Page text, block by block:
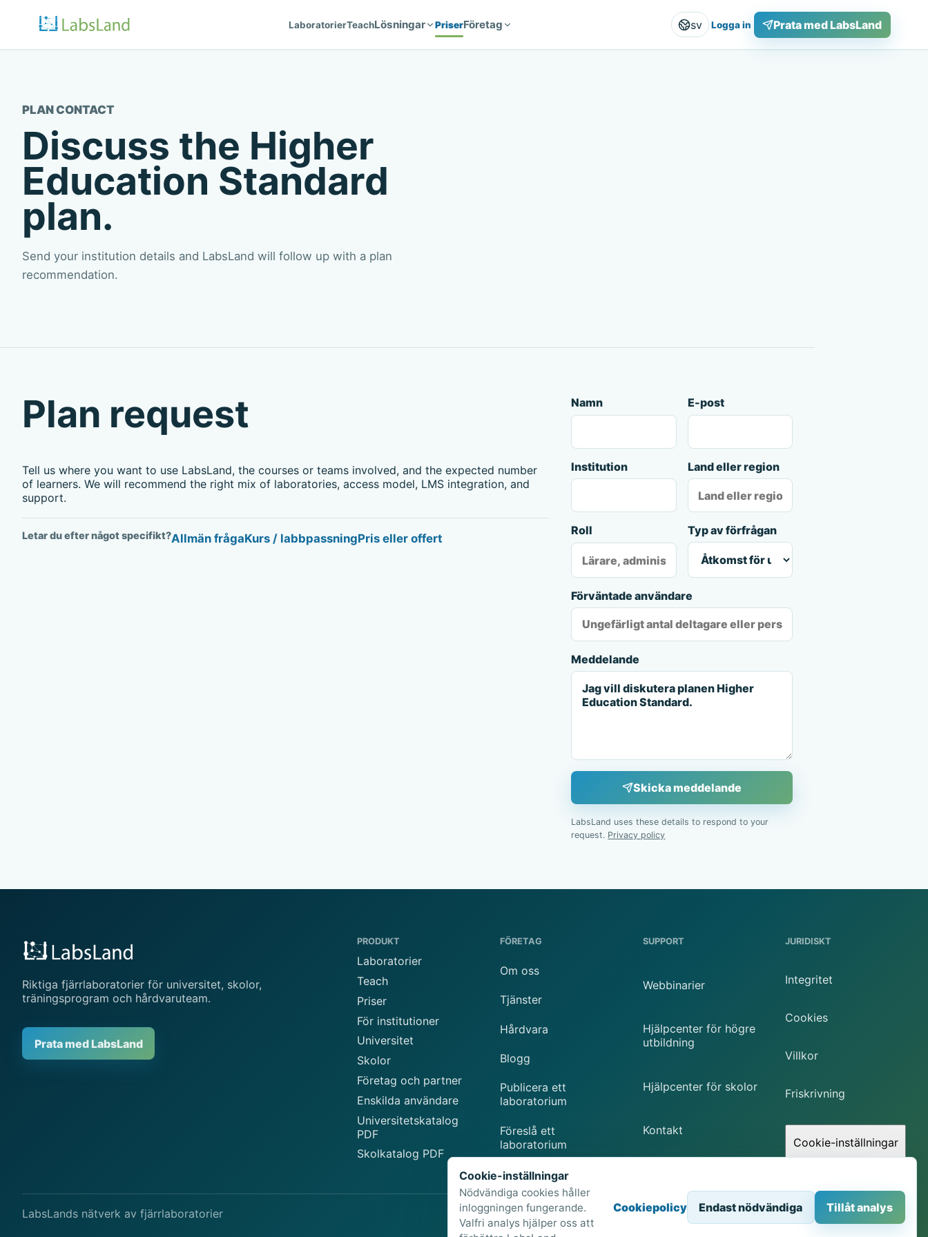
LaboratorierTeachLösningar PriserFöretag sv Logga in Prata med LabsLand
PLAN CONTACT
Discuss the Higher
Education Standard
plan.
Send your institution details and LabsLand will follow up with a plan
recommendation.
Plan request
Tell us where you want to use LabsLand, the courses or teams involved, and the expected number
of learners. We will recommend the right mix of laboratories, access model, LMS integration, and
support.
Letar du efter något specifikt?Allmän frågaKurs / labbpassningPris eller offert
Namn E-post
Institution Land eller region
Roll Typ av förfrågan
Förväntade användare
Meddelande
Skicka meddelande
LabsLand uses these details to respond to your
request. Privacy policy
Riktiga fjärrlaboratorier för universitet, skolor,
träningsprogram och hårdvaruteam.
Prata med LabsLand
PRODUKT
Laboratorier
Teach
Priser
För institutioner
Universitet
Skolor
Företag och partner
Enskilda användare
Universitetskatalog
PDF
Skolkatalog PDF
FÖRETAG
Om oss
Tjänster
Hårdvara
Blogg
Publicera ett
laboratorium
Föreslå ett
laboratorium
SUPPORT
Webbinarier
Hjälpcenter för högre
utbildning
Hjälpcenter för skolor
Kontakt
JURIDISKT
Integritet
Cookies
Villkor
Friskrivning
Cookie-inställningar
LabsLands nätverk av fjärrlaboratorier Browserbaserad åtkomst till fysisk STEM-utrustning.
Cookie-inställningar
Nödvändiga cookies håller
inloggningen fungerande.
Valfri analys hjälper oss att
Cookiepolicy Endast nödvändiga Tillåt analys